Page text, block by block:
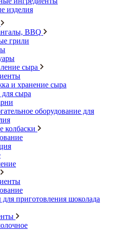
изделия
BBQ
грили
сыра
и хранение сыра
сыра
оборудование для
колбаски
приготовления шоколада